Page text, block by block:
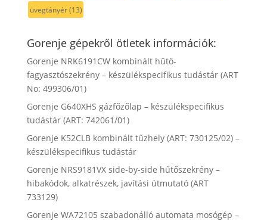
üvegtányér(13)
Gorenje gépekről ötletek információk:
Gorenje NRK6191CW kombinált hűtő-
fagyasztószekrény – készülékspecifikus tudástár (ART
No: 499306/01)
Gorenje G640XHS gázfőzőlap – készülékspecifikus
tudástár (ART: 742061/01)
Gorenje K52CLB kombinált tűzhely (ART: 730125/02) –
készülékspecifikus tudástár
Gorenje NRS9181VX side-by-side hűtőszekrény –
hibakódok, alkatrészek, javítási útmutató (ART
733129)
Gorenje WA72105 szabadonálló automata mosógép –